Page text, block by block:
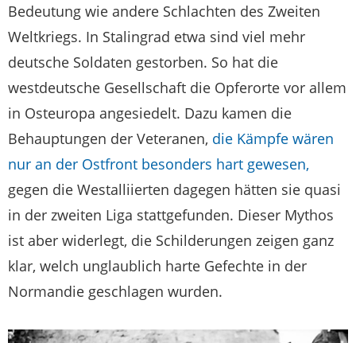
Bedeutung wie andere Schlachten des Zweiten
Weltkriegs. In Stalingrad etwa sind viel mehr
deutsche Soldaten gestorben. So hat die
westdeutsche Gesellschaft die Opferorte vor allem
in Osteuropa angesiedelt. Dazu kamen die
Behauptungen der Veteranen, die Kämpfe wären
nur an der Ostfront besonders hart gewesen,
gegen die Westalliierten dagegen hätten sie quasi
in der zweiten Liga stattgefunden. Dieser Mythos
ist aber widerlegt, die Schilderungen zeigen ganz
klar, welch unglaublich harte Gefechte in der
Normandie geschlagen wurden.